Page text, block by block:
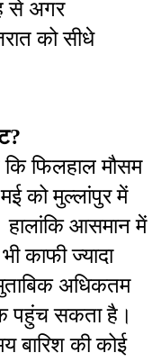
से अगर
को सीधे
फिलहाल मौसम
को मुल्लांपुर में
हालांकि आसमान में
काफी ज्यादा
अधिकतम
पहुंच सकता है।
बारिश की कोई